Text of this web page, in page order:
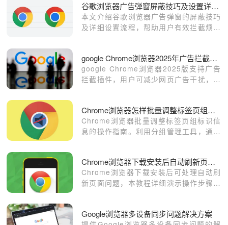
谷歌浏览器广告弹窗屏蔽技巧及设置详细教程
本文介绍谷歌浏览器广告弹窗的屏蔽技巧
及详细设置流程，帮助用户有效拦截烦人
google Chrome浏览器2025年广告拦截插件使用
google Chrome浏览器2025版支持广告
拦截插件，用户可减少网页广告干扰，提
Chrome浏览器怎样批量调整标签页组的颜色和名称显示
Chrome浏览器批量调整标签页组标识信
息的操作指南。利用分组管理工具，通过
Chrome浏览器下载安装后自动刷新页面的处理
Chrome浏览器下载安装后可处理自动刷
新页面问题，本教程详细演示操作步骤，
Google浏览器多设备同步问题解决方案